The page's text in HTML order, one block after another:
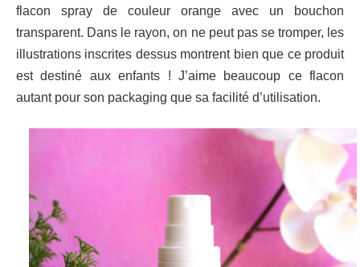
flacon spray de couleur orange avec un bouchon
transparent. Dans le rayon, on ne peut pas se tromper, les
illustrations inscrites dessus montrent bien que ce produit
est destiné aux enfants ! J’aime beaucoup ce flacon
autant pour son packaging que sa facilité d’utilisation.